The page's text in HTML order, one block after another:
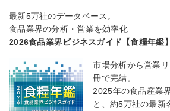
最新5万社のデータベース。
食品業界の分析・営業を効率化
2026食品業界ビジネスガイド【食糧年鑑】
市場分析から営業
冊で完結。
2025年の食品産業
と、約5万社の最新